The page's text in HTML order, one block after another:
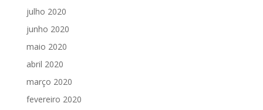
julho 2020
junho 2020
maio 2020
abril 2020
março 2020
fevereiro 2020